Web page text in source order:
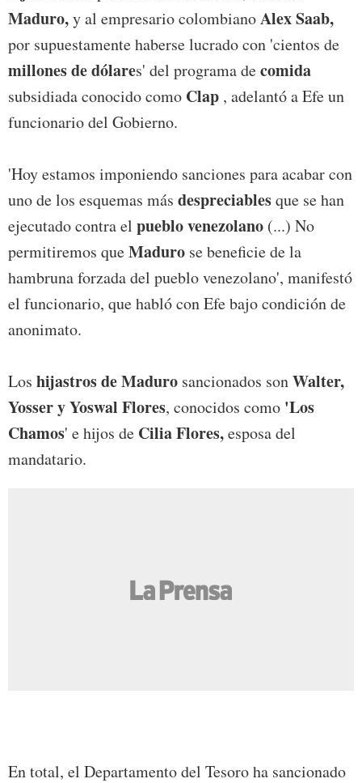
Maduro,y al empresario colombianoAlex Saab,
por supuestamente haberse lucrado con 'cientos de
millones de dólares' del programa decomida
subsidiada conocido como Clap , adelantó a Efe un
funcionario del Gobierno.
'Hoy estamos imponiendo sanciones para acabar con
uno de los esquemas más despreciablesque se han
ejecutado contra el pueblo venezolano (...) No
permitiremos queMaduro se beneficie de la
hambruna forzada del pueblo venezolano', manifestó
el funcionario, que habló con Efe bajo condición de
anonimato.
Los hijastros de Maduro sancionados sonWalter,
Yosser y Yoswal Flores, conocidos como 'Los
Chamos' e hijos de Cilia Flores,esposa del
mandatario.
En total, el Departamento del Tesoro ha sancionado